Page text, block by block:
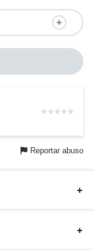
Reportar abuso